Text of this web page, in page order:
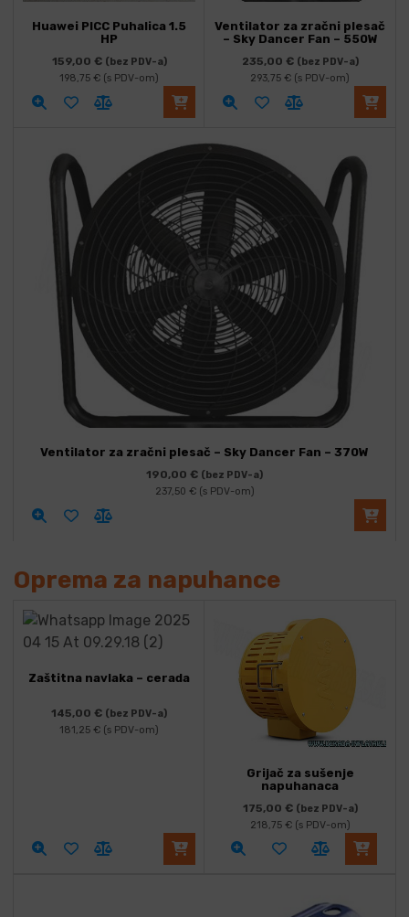
Huawei PICC Puhalica 1.5
HP
159,00 € (bez PDV-a)
198,75 € (s PDV-om)
Ventilator za zračni plesač
– Sky Dancer Fan – 550W
235,00 € (bez PDV-a)
293,75 € (s PDV-om)
Ventilator za zračni plesač – Sky Dancer Fan – 370W
190,00 € (bez PDV-a)
237,50 €(s PDV-om)
Oprema za napuhance
Zaštitna navlaka – cerada
145,00 € (bez PDV-a)
181,25 € (s PDV-om)
Grijač za sušenje
napuhanaca
175,00 € (bez PDV-a)
218,75 €(s PDV-om)